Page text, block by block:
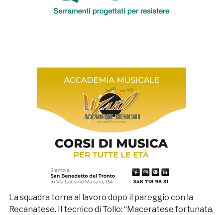
La squadra torna al lavoro dopo il pareggio con la
Recanatese. Il tecnico di Tollo: “Maceratese fortunata,